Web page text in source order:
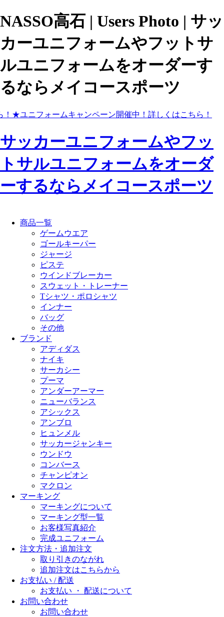
NASSO高石 | Users Photo | サッ
カーユニフォームやフットサ
ルユニフォームをオーダーす
るならメイコースポーツ
★ユニフォームキャンペーン開催中！詳しくはこちら！
サッカーユニフォームやフッ
トサルユニフォームをオーダ
ーするならメイコースポーツ
商品一覧
ゲームウエア
ゴールキーパー
ジャージ
ピステ
ウインドブレーカー
スウェット・トレーナー
Tシャツ・ポロシャツ
インナー
バッグ
その他
ブランド
アディダス
ナイキ
サーカシー
プーマ
アンダーアーマー
ニューバランス
アシックス
アンブロ
ヒュンメル
サッカージャンキー
ウンドウ
コンバース
チャンピオン
マクロン
マーキング
マーキングについて
マーキング型一覧
お客様写真紹介
完成ユニフォーム
注文方法・追加注文
取り引きのながれ
追加注文はこちらから
お支払い / 配送
お支払い ・ 配送について
お問い合わせ
お問い合わせ